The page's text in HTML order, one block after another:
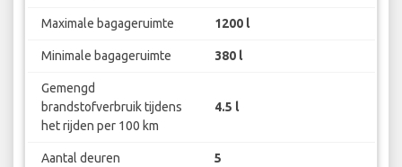
Maximale bagageruimte 1200 l
Minimale bagageruimte 380 l
Gemengd
brandstofverbruik tijdens
het rijden per 100 km
4.5 l
Aantal deuren 5